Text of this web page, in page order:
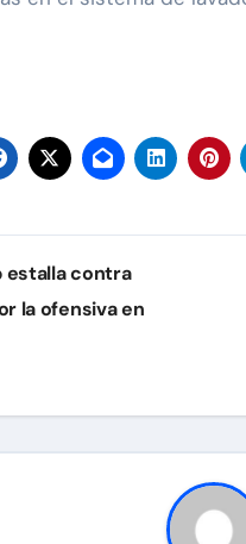
estalla contra
la ofensiva en